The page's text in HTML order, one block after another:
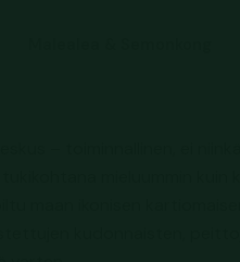
– toiminnallinen, ei
mieluummin kuin
maan ikonisen
kudonnaisten,